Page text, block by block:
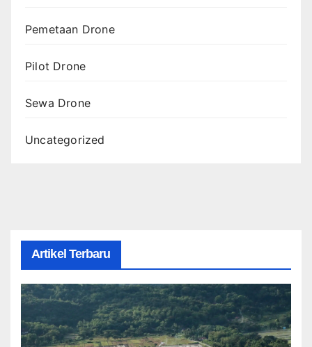
Pemetaan Drone
Pilot Drone
Sewa Drone
Uncategorized
Artikel Terbaru